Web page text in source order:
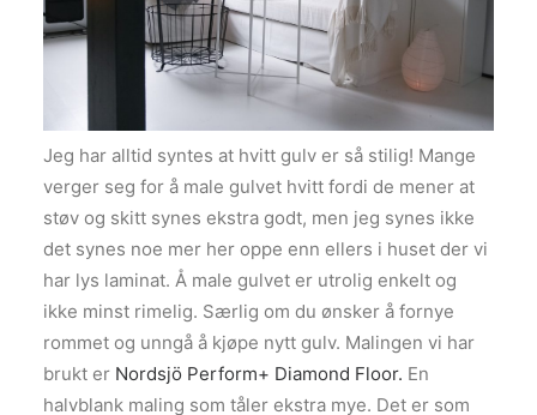
Jeg har alltid syntes at hvitt gulv er så stilig! Mange
verger seg for å male gulvet hvitt fordi de mener at
støv og skitt synes ekstra godt, men jeg synes ikke
det synes noe mer her oppe enn ellers i huset der vi
har lys laminat. Å male gulvet er utrolig enkelt og
ikke minst rimelig. Særlig om du ønsker å fornye
rommet og unngå å kjøpe nytt gulv. Malingen vi har
brukt er Nordsjö Perform+ Diamond Floor. En
halvblank maling som tåler ekstra mye. Det er som